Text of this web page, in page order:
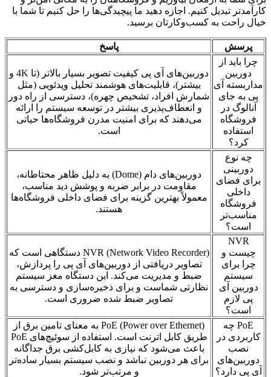
کارآمدتر تبدیل کنیم. اجازه دهید ما پیچیدگی‌ها را حل کنیم تا شما با
خیال راحت به کسب‌وکارتان برسید.
پرسش
پاسخ
چرا باید از
دوربین
مداربسته آی
پی به جای
آنالوگ در
فروشگاه
استفاده
کرد؟
دوربین‌های آی پی کیفیت تصویر بسیار بالاتر (تا 4K و
بیشتر)، قابلیت‌های هوشمند تحلیل ویدئویی (مثل
شمارش افراد، تشخیص چهره)، دسترسی از راه دور
و انعطاف‌پذیری بیشتر در توسعه سیستم را ارائه
می‌دهند که برای امنیت مدرن فروشگاه‌ها حیاتی
است.
چه نوع
دوربینی
برای فضای
داخلی
فروشگاه
مناسب‌تر
است؟
دوربین‌های دام (Dome) به دلیل ظاهر محتاطانه،
مقاومت در برابر ضربه و پوشش دید مناسب،
معمولاً بهترین گزینه برای فضای داخلی فروشگاه‌ها
هستند.
NVR
چیست و
چرا برای
سیستم
دوربین آی
پی لازم
است؟
NVR (Network Video Recorder) دستگاهی است که
تصاویر دریافتی از دوربین‌های آی پی را پردازش،
ضبط و مدیریت می‌کند. این دستگاه مغز سیستم
نظارتی شماست و برای ذخیره‌سازی و دسترسی به
تصاویر ضبط شده ضروری است.
PoE چه
کاربردی در
نصب
دوربین‌های
آی پی دارد؟
PoE (Power over Ethernet) به معنای تامین برق از
طریق کابل اترنت است. استفاده از سوئیچ‌های PoE
باعث می‌شود که نیازی به کابل‌کشی برق جداگانه
برای هر دوربین نباشد و نصب سیستم بسیار ساده‌تر
و مرتب‌تر شود.